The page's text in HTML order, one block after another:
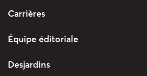
Carrières
Équipe éditoriale
Desjardins